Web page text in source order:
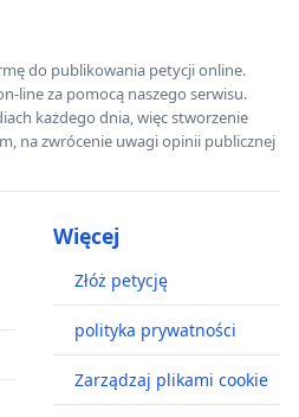
do publikowania petycji online.
line za pomocą naszego serwisu.
każdego dnia, więc stworzenie
na zwrócenie uwagi opinii publicznej
Więcej
Złóż petycję
polityka prywatności
Zarządzaj plikami cookie